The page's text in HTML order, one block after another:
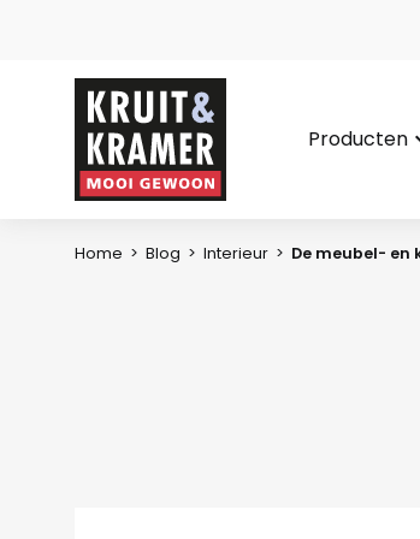
Producten
Home > Blog > Interieur > De meubel-